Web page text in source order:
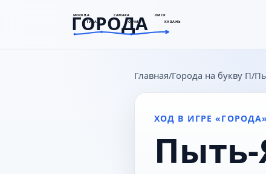
МОСКВА САМАРА ОМСК
ТУЛА СОЧИ КАЗАНЬ
ГОРОДА
goroda-na.ru
Главная Города на букву П
ХОД В ИГРЕ «ГОРОДА»